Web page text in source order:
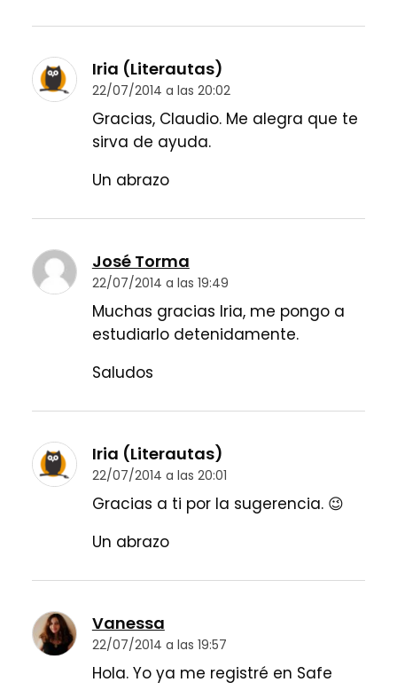
Iria (Literautas)
22/07/2014 a las 20:02
Gracias, Claudio. Me alegra que te
sirva de ayuda.
Un abrazo
José Torma
22/07/2014 a las 19:49
Muchas gracias Iria, me pongo a
estudiarlo detenidamente.
Saludos
Iria (Literautas)
22/07/2014 a las 20:01
Gracias a ti por la sugerencia. 😉
Un abrazo
Vanessa
22/07/2014 a las 19:57
Hola. Yo ya me registré en Safe